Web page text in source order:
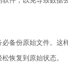
备份原始文件。这
恢复到原始状态。